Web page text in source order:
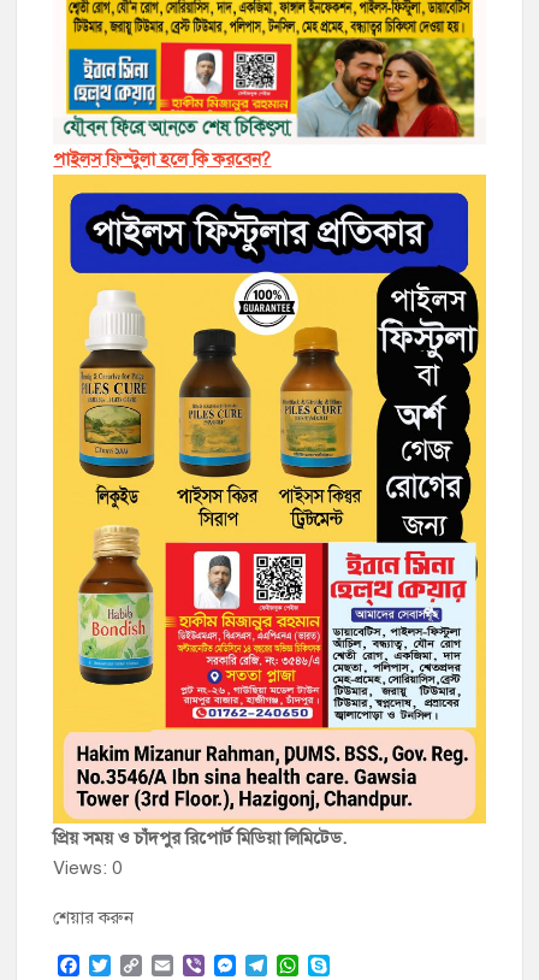
পাইলস ফিস্টুলা হলে কি করবেন?
প্রিয় সময় ও চাঁদপুর রিপোর্ট মিডিয়া লিমিটেড.
Views: 0
শেয়ার করুন
F
T
C
E
V
M
T
W